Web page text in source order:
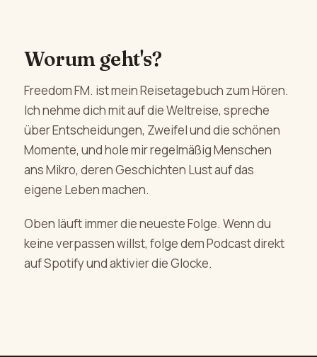
Worum geht's?
Freedom FM. ist mein Reisetagebuch zum Hören.
Ich nehme dich mit auf die Weltreise, spreche
über Entscheidungen, Zweifel und die schönen
Momente, und hole mir regelmäßig Menschen
ans Mikro, deren Geschichten Lust auf das
eigene Leben machen.
Oben läuft immer die neueste Folge. Wenn du
keine verpassen willst, folge dem Podcast direkt
auf Spotify und aktivier die Glocke.